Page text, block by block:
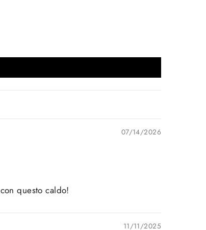
07/14/2026
questo caldo!
11/11/2025